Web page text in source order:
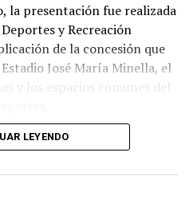
la presentación fue realizada
y Recreación
de la concesión que
José María Minella, el
y los espacios comunes del
Técnico y de
la responsabilidad de
por la
LEYENDO